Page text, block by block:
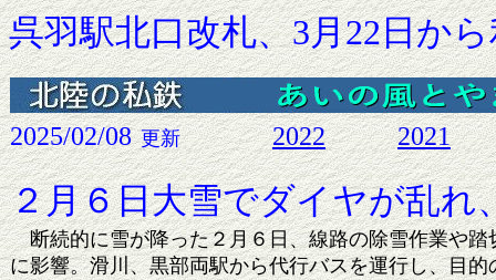
呉羽駅北口改札、3月22日か
2025/02/08 更新 2022 2021
２月６日大雪でダイヤが乱れ
断続的に雪が降った２月６日、線路の除雪作業や踏
に影響。滑川、黒部両駅から代行バスを運行し、目的